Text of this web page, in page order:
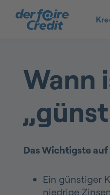
Wann
Das Wichtigste
Ein günstiger
niedrige